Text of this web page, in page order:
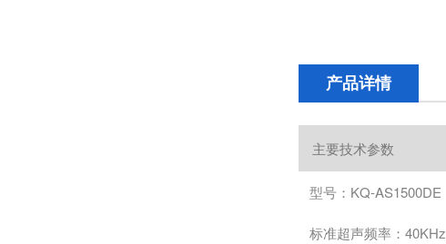
产品详情
主要技术参数
型号：KQ-AS1500DE
标准超声频率：40KHz